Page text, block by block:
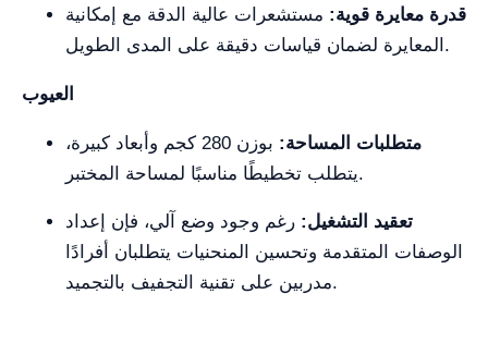
قدرة معايرة قوية: مستشعرات عالية الدقة مع إمكانية
المعايرة لضمان قياسات دقيقة على المدى الطويل.
العيوب
متطلبات المساحة:
بوزن 280 كجم وأبعاد كبيرة،
يتطلب تخطيطًا مناسبًا لمساحة المختبر.
تعقيد التشغيل: رغم وجود وضع آلي، فإن إعداد
الوصفات المتقدمة وتحسين المنحنيات يتطلبان أفرادًا
مدربين على تقنية التجفيف بالتجميد.